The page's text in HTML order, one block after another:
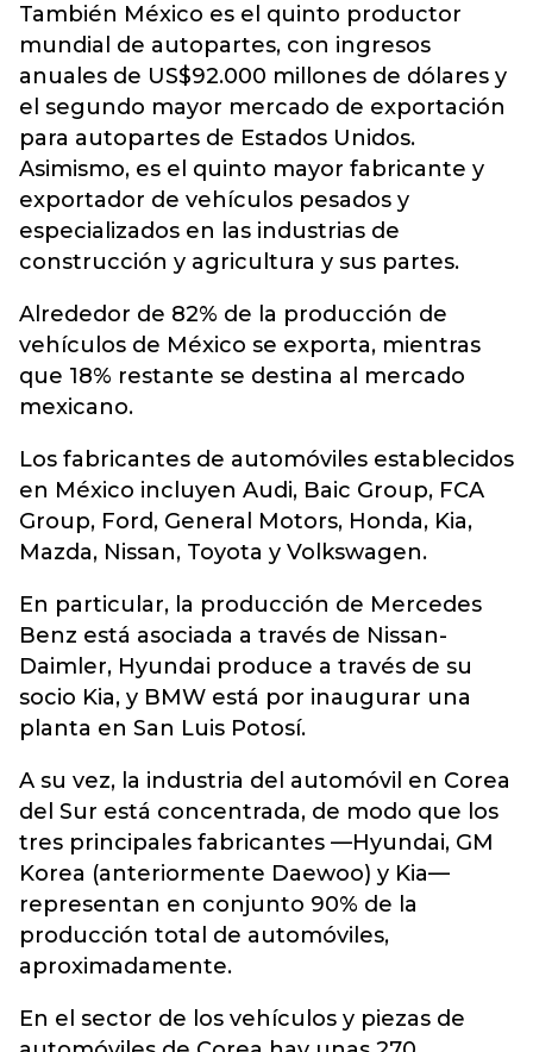
También México es el quinto productor
mundial de autopartes, con ingresos
anuales de US$92.000 millones de dólares y
el segundo mayor mercado de exportación
para autopartes de Estados Unidos.
Asimismo, es el quinto mayor fabricante y
exportador de vehículos pesados y
especializados en las industrias de
construcción y agricultura y sus partes.
Alrededor de 82% de la producción de
vehículos de México se exporta, mientras
que 18% restante se destina al mercado
mexicano.
Los fabricantes de automóviles establecidos
en México incluyen Audi, Baic Group, FCA
Group, Ford, General Motors, Honda, Kia,
Mazda, Nissan, Toyota y Volkswagen.
En particular, la producción de Mercedes
Benz está asociada a través de Nissan-
Daimler, Hyundai produce a través de su
socio Kia, y BMW está por inaugurar una
planta en San Luis Potosí.
A su vez, la industria del automóvil en Corea
del Sur está concentrada, de modo que los
tres principales fabricantes —Hyundai, GM
Korea (anteriormente Daewoo) y Kia—
representan en conjunto 90% de la
producción total de automóviles,
aproximadamente.
En el sector de los vehículos y piezas de